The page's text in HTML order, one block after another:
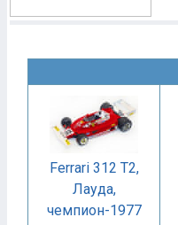
Ferrari 312 T2,
Лауда,
чемпион-1977